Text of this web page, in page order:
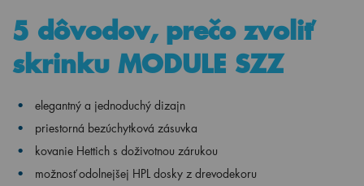
5 dôvodov, prečo zvoliť
skrinku MODULE SZZ
elegantný a jednoduchý dizajn
priestorná bezúchytková zásuvka
kovanie Hettich s doživotnou zárukou
možnosť odolnejšej HPL dosky z drevodekoru